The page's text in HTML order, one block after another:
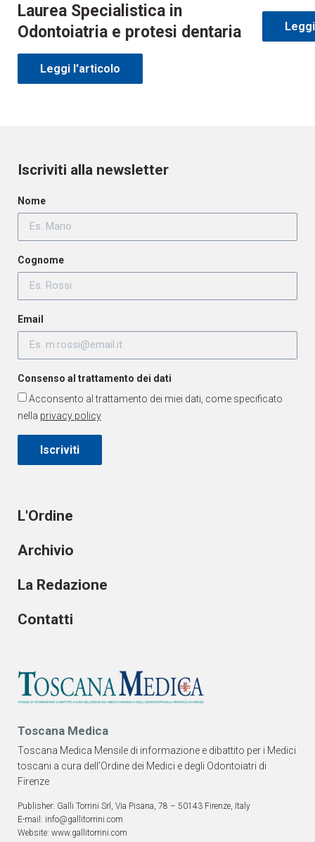
Laurea Specialistica in
Odontoiatria e protesi dentaria
Leggi l'articolo
Toscana Medica
Toscana Medica Mensile di informazione e dibattito per i Medici
toscani a cura dell’Ordine dei Medici e degli Odontoiatri di
Firenze
Publisher: Galli Torrini Srl, Via Pisana, 78 – 50143 Firenze, Italy
E-mail: info@gallitorrini.com
Website: www.gallitorrini.com
L'Ordine
Archivio
La Redazione
Contatti
Iscriviti alla newsletter
Nome
Cognome
Email
Consenso al trattamento dei dati
Acconsento al trattamento dei miei dati, come specificato
nella privacy policy
Iscriviti